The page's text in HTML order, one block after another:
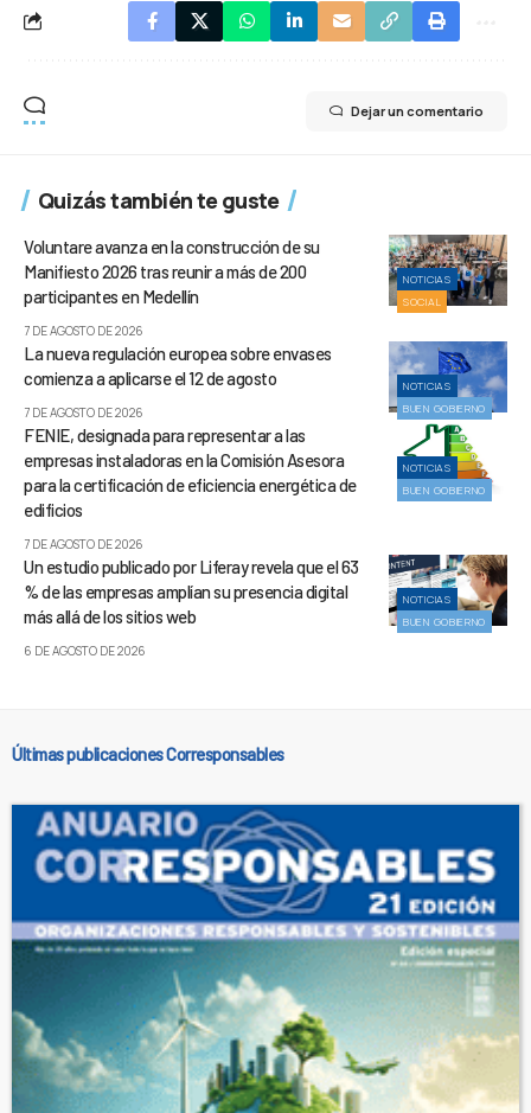
Dejar un comentario
Quizás también te guste
NOTICIAS
SOCIAL
Voluntare avanza en la construcción de su
Manifiesto 2026 tras reunir a más de 200
participantes en Medellín
7 DE AGOSTO DE 2026
NOTICIAS
BUEN GOBIERNO
La nueva regulación europea sobre envases
comienza a aplicarse el 12 de agosto
7 DE AGOSTO DE 2026
NOTICIAS
BUEN GOBIERNO
FENIE, designada para representar a las
empresas instaladoras en la Comisión Asesora
para la certificación de eficiencia energética de
edificios
7 DE AGOSTO DE 2026
NOTICIAS
BUEN GOBIERNO
Un estudio publicado por Liferay revela que el 63
% de las empresas amplían su presencia digital
más allá de los sitios web
6 DE AGOSTO DE 2026
Últimas publicaciones Corresponsables